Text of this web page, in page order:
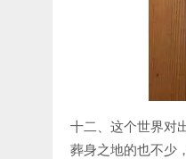
十二、这个世界对
葬身之地的也不少